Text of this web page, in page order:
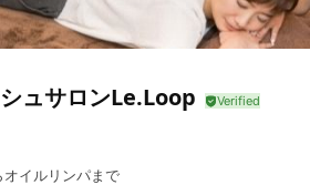
ュサロンLe.Loop
イルリンパまで